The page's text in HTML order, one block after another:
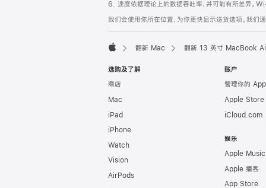
6. 速度依据理论上的数据吞吐率，并可能有所差异。
我们会使用你所在位置，为你更快显示送货选项。我
翻新 Mac 翻新 13 英寸 MacBook
选购及了解
商店
Mac
iPad
iPhone
Watch
Vision
AirPods
账户
管理你的
Apple Store
iCloud.com
娱乐
Apple Music
Apple 播客
App Store